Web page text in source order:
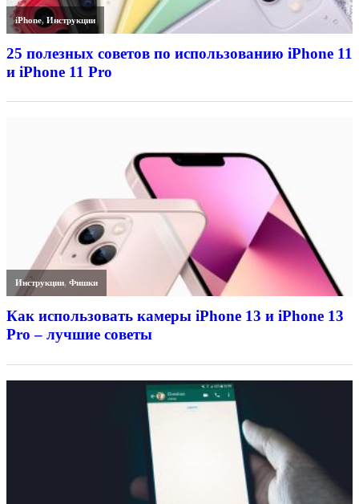
iPhone,Инструкции
25 полезных советов по использованию iPhone 11
и iPhone 11 Pro
Инструкции,Фишки
Как использовать камеры iPhone 13 и iPhone 13
Pro – лучшие советы